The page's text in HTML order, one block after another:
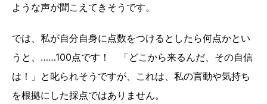
ような声が聞こえてきそうです。
では、私が自分自身に点数をつけるとしたら何点かとい
うと、……100点です！ 「どこから来るんだ、その自信
は！」と叱られそうですが、これは、私の言動や気持ち
を根拠にした採点ではありません。